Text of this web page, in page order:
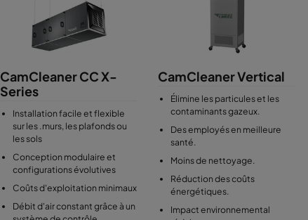
permettre d'offrir des produits propres.
CamCleaner CC X-
Series
Installation facile et flexible
sur les .murs, les plafonds ou
les sols
Conception modulaire et
configurations évolutives
Coûts d'exploitation minimaux
Débit d'air constant grâce à un
CamCleaner Vertical
Élimine les particules et les
contaminants gazeux.
Des employés en meilleure
santé.
Moins de nettoyage.
Réduction des coûts
énergétiques.
Impact environnemental